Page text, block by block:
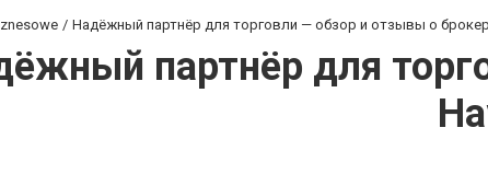
Надёжный партнёр для торговли — обзор и отзывы о
партнёр для